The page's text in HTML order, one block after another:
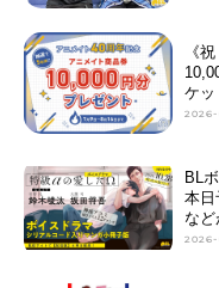
《
ケッ
BL
本
など